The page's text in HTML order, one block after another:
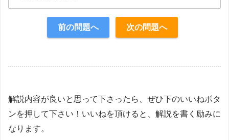
前の問題へ 次の問題へ
解説内容が良いと思って下さったら、ぜひ下のいいねボタ
ンを押して下さい！いいねを頂けると、解説を書く励みに
なります。